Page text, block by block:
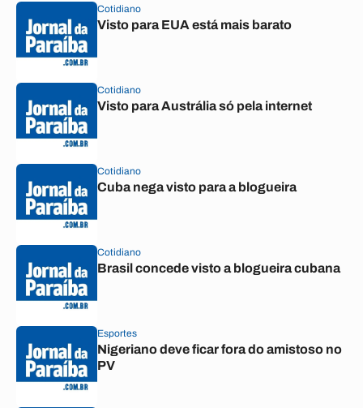
Cotidiano
Visto para EUA está mais barato
Cotidiano
Visto para Austrália só pela internet
Cotidiano
Cuba nega visto para a blogueira
Cotidiano
Brasil concede visto a blogueira cubana
Esportes
Nigeriano deve ficar fora do amistoso no
PV